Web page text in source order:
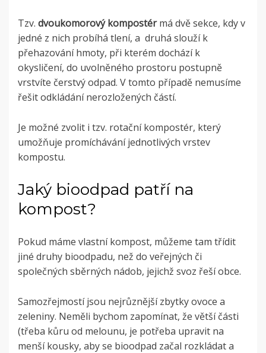
Tzv. dvoukomorový kompostérmá dvě sekce, kdy v
jedné z nich probíhá tlení, a druhá slouží k
přehazování hmoty, při kterém dochází k
okysličení, do uvolněného prostoru postupně
vrstvíte čerstvý odpad. V tomto případě nemusíme
řešit odkládání nerozložených částí.
Je možné zvolit i tzv. rotační kompostér, který
umožňuje promíchávání jednotlivých vrstev
kompostu.
Jaký bioodpad patří na
kompost?
Pokud máme vlastní kompost, můžeme tam třídit
jiné druhy bioodpadu, než do veřejných či
společných sběrných nádob, jejichž svoz řeší obce.
Samozřejmostí jsou nejrůznější zbytky ovoce a
zeleniny. Neměli bychom zapomínat, že větší části
(třeba kůru od melounu, je potřeba upravit na
menší kousky, aby se bioodpad začal rozkládat a